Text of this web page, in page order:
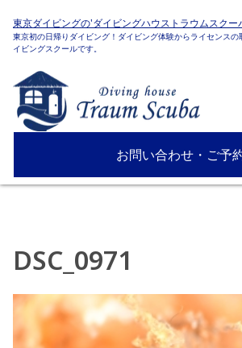
東京ダイビングの'ダイビングハウストラウムスクー
東京初の日帰りダイビング！ダイビング体験からライセンス
イビングスクールです。
お問い合わせ・ご予
DSC_0971